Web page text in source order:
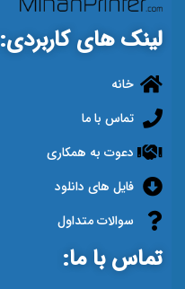
لینک های کاربردی:
خانه
تماس با ما
دعوت به همکاری
فایل های دانلود
سوالات متداول
تماس با ما: